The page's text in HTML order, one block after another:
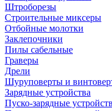
Штроборезы
Строительные миксеры
Отбойные молотки
Заклепочники
Пилы сабельные
Граверы
Дрели
Шуруповерты и
Зарядные устройства
Пуско-зарядные